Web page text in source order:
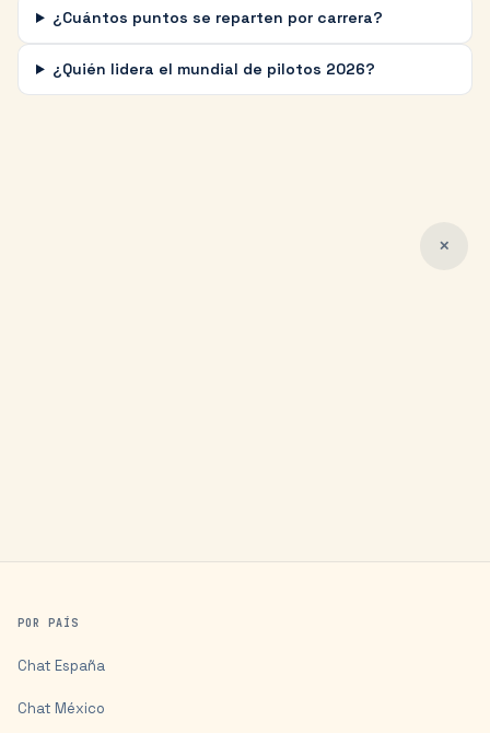
¿Cuántos puntos se reparten por carrera?
¿Quién lidera el mundial de pilotos 2026?
✕
POR PAÍS
Chat España
Chat México